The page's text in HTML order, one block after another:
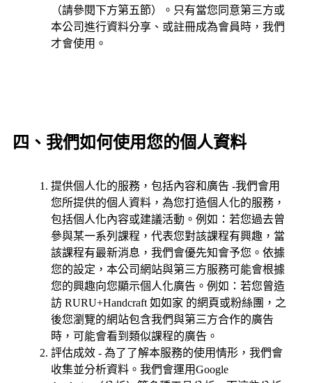
（請參閱下方第五節）。只有當您同意第三方或
本公司進行資料分享、或註冊成為會員時，我們
才會使用。
四、我們如何使用您的個人資料
提供個人化的服務，包括內容和廣告 -我們會用
您所提供的個人資料，為您打造個人化的服務，
包括個人化內容或建議活動。例如：若您過去曾
參與某一系列課程，代表您對該課程有興趣，當
該課程有最新消息，我們會優先知會予您。依據
您的設定，本公司網站與第三方服務可能會根據
您的興趣向您顯示個人化廣告。例如：若您曾造
訪 RURU+Handcraft 如如家 的網頁或粉絲團，之
後您瀏覽的網站包含我們與第三方合作的廣告
時，可能會看到類似課程的廣告。
評估成效 - 為了了解本服務的使用情形，我們會
收集並分析資料。我們會運用Google